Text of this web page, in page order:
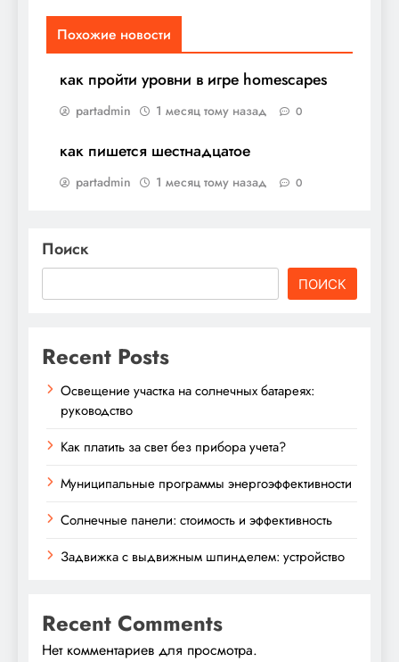
Похожие новости
как пройти уровни в игре homescapes
partadmin 1 месяц тому назад 0
как пишется шестнадцатое
partadmin 1 месяц тому назад 0
Поиск
ПОИСК
Recent Posts
Освещение участка на солнечных батареях:
руководство
Как платить за свет без прибора учета?
Муниципальные программы энергоэффективности
Солнечные панели: стоимость и эффективность
Задвижка с выдвижным шпинделем: устройство
Recent Comments
Нет комментариев для просмотра.